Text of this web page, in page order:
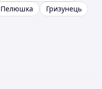
Пелюшка
Гризунець